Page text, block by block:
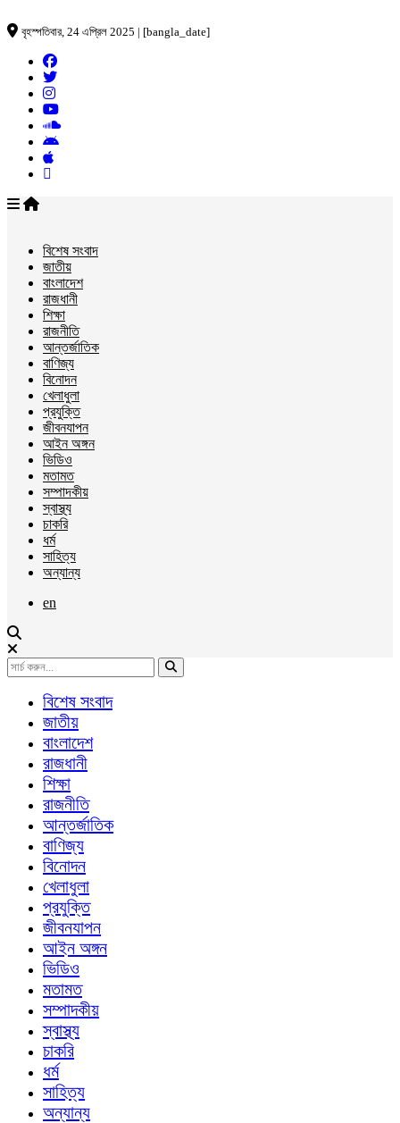
বৃহস্পতিবার, 24 এপ্রিল 2025 | [bangla_date]
বিশেষ সংবাদ
জাতীয়
বাংলাদেশ
রাজধানী
শিক্ষা
রাজনীতি
আন্তর্জাতিক
বাণিজ্য
বিনোদন
খেলাধুলা
প্রযুক্তি
জীবনযাপন
আইন অঙ্গন
ভিডিও
মতামত
সম্পাদকীয়
স্বাস্থ্য
চাকরি
ধর্ম
সাহিত্য
অন্যান্য
en
বিশেষ সংবাদ
জাতীয়
বাংলাদেশ
রাজধানী
শিক্ষা
রাজনীতি
আন্তর্জাতিক
বাণিজ্য
বিনোদন
খেলাধুলা
প্রযুক্তি
জীবনযাপন
আইন অঙ্গন
ভিডিও
মতামত
সম্পাদকীয়
স্বাস্থ্য
চাকরি
ধর্ম
সাহিত্য
অন্যান্য